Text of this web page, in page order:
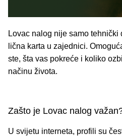
Lovac nalog nije samo tehnički
lična karta u zajednici.
ste, šta vas pokreće i koliko
načinu života.
Zašto je Lovac nalog
U svijetu interneta, profili su